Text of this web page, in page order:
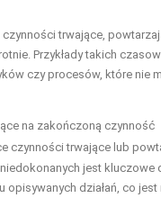
trwające,
Przykłady takich
czy procesów, które nie
na zakończoną czynność
czynności trwające lub
jest kluczowe
opisywanych działań, co